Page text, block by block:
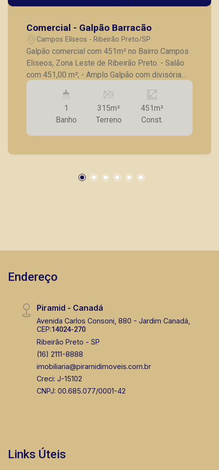
Comercial - Galpão Barracão
Campos Elíseos - Ribeirão Preto/SP
Galpão comercial com 451m² no Bairro Campos
Eliseos, Zona Leste de Ribeirão Preto. - Salão
com 451,00 m²; - Amplo Galpão com divisória
em Drywall; - Copa com gabinete; - 2 Vestiários;
- Recepção com balcão; - Porta de enrolar; -
Alarme; - Câmera; - Piso superior; - 7 Salas, 3
com ar condicionado, 3 com armários e 3 salas
com divisória de Drywall; - Mezanino; - 1
seus clientes com agilidade e segurança, em
mesmo nos principais lançamentos da cidade
1
Banho
315m²
Terreno
451m²
Const.
Endereço
Piramid - Canadá
Avenida Carlos Consoni, 880 - Jardim Canadá,
CEP:14024-270
Ribeirão Preto - SP
(16) 2111-8888
imobiliaria@piramidimoveis.com.br
Creci: J-15102
CNPJ: 00.685.077/0001-42
Links Úteis